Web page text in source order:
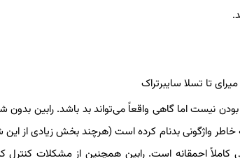
بودن نیست اما گاهی واقعاً می‌تواند بد باشد. رابین
به خاطر واژگونی بدنام کرده است (هرچند بخش زیادی
احمقانه است. رابین همچنین از مشکلات